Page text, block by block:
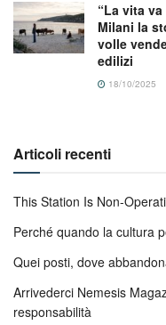
“La vita
Milani la
volle
edilizi
18/10/2025
Articoli recenti
This Station Is Non-
Perché quando la cultura
Quei posti, dove
Arrivederci Nemesis
responsabilità